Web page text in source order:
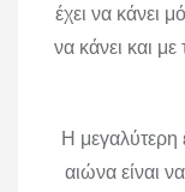
έχει να κάνει
να κάνει και με
Η μεγαλύτερη
αιώνα είναι